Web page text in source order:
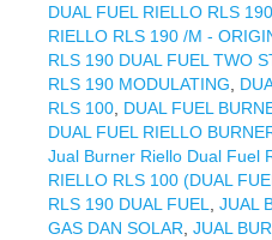
DUAL FUEL RIELLO RLS
RIELLO RLS 190 /M -
RLS 190 DUAL FUEL TWO
RLS 190 MODULATING
RLS 100 DUAL FUEL
DUAL FUEL RIELLO
Jual Burner Riello Dual Fuel
RIELLO RLS 100 (DUAL
RLS 190 DUAL FUEL
JUAL
GAS DAN SOLAR JUAL